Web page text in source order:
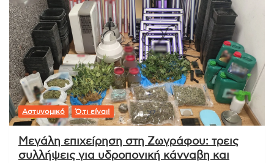
Αστυνομικό Ό,τι είναι!
Μεγάλη επιχείρηση στη Ζωγράφου: τρεις
συλλήψεις για υδροπονική κάνναβη και